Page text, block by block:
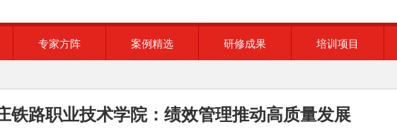
专家方阵 案例精选 研修成果 培训项目
铁路职业技术学院：绩效管理推动高质量发展